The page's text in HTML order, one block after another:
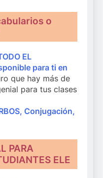
o
EL
para ti en
que hay más de
para tus clases
Conjugación,
PARA
ELE